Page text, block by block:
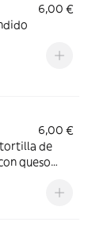
6,00 €
6,00 €
tortilla de
queso